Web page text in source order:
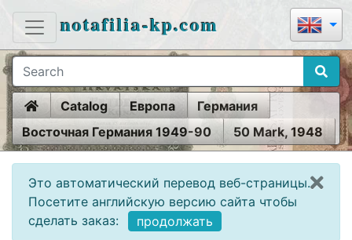
notafilia-kp.com
HomeCatalog Европа
Германия
Восточная Германия 1949-90
50 Mark, 1948
Это автоматический перевод веб-страницы.
Посетите английскую версию сайта чтобы
сделать заказ:
продолжать